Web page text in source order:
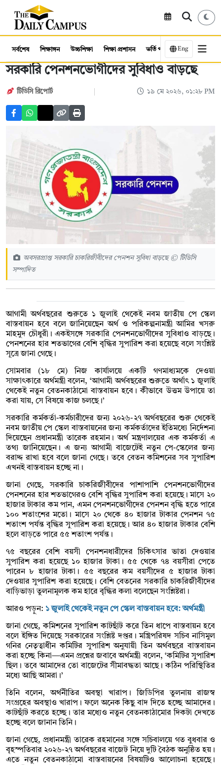
সর্বশেষ শিক্ষাঙ্গন উচ্চশিক্ষা শিক্ষা প্রশাসন ভর্তি পরীক্ষা কর্মসংস্থান
Eng
সরকারি পেনশনভোগীদের সুবিধাও বাড়ছে
টিডিসি রিপোর্ট ১৯ মে ২০২৬, ০১:২৮ PM
অবসরপ্রাপ্ত সরকারি চাকরিজীবীদের পেনশন সুবিধা বাড়ছে © টিডিসি
সম্পাদিত
আগামী অর্থবছরের শুরুতে ১ জুলাই থেকেই নবম জাতীয় পে স্কেল
বাস্তবায়ন হবে বলে জানিয়েছেন অর্থ ও পরিকল্পনামন্ত্রী আমির খসরু
মাহমুদ চৌধুরী। একইসঙ্গে সরকারি পেনশনভোগীদের সুবিধাও বাড়ছে।
পেনশনের হার শতভাগের বেশি বৃদ্ধির সুপারিশ করা হয়েছে বলে সংশ্লিষ্ট
সূত্রে জানা গেছে।
সোমবার (১৮ মে) নিজ কার্যালয়ে একটি গণমাধ্যমকে দেওয়া
সাক্ষাৎকারে অর্থমন্ত্রী বলেন, ‘আগামী অর্থবছরের শুরুতে অর্থাৎ ১ জুলাই
থেকেই নতুন বেতনকাঠামো বাস্তবায়ন হবে। কীভাবে উত্তম উপায়ে তা
করা যায়, সে বিষয়ে কাজ চলছে।’
সরকারি কর্মকর্তা-কর্মচারীদের জন্য ২০২৬-২৭ অর্থবছরের শুরু থেকেই
নবম জাতীয় পে স্কেল বাস্তবায়নের জন্য কর্মকর্তাদের ইতিমধ্যে নির্দেশনা
দিয়েছেন প্রধানমন্ত্রী তারেক রহমান। অর্থ মন্ত্রণালয়ের এক কর্মকর্তা এ
তথ্য জানিয়েছেন। এ জন্য আগামী বাজেটেই নতুন পে-স্কেলের জন্য
বরাদ্দ রাখা হবে বলে জানা গেছে। তবে বেতন কমিশনের সব সুপারিশ
এখনই বাস্তবায়ন হচ্ছে না।
জানা গেছে, সরকারি চাকরিজীবীদের পাশাপাশি পেনশনভোগীদের
পেনশনের হার শতভাগেরও বেশি বৃদ্ধির সুপারিশ করা হয়েছে। মাসে ২০
হাজার টাকার কম পান, এমন পেনশনভোগীদের পেনশন বৃদ্ধি হতে পারে
১০০ শতাংশের মতো। মাসে ২০ থেকে ৪০ হাজার টাকার পেনশন ৭৫
শতাংশ পর্যন্ত বৃদ্ধির সুপারিশ করা হয়েছে। আর ৪০ হাজার টাকার বেশি
হলে বাড়তে পারে ৫৫ শতাংশ পর্যন্ত।
৭৫ বছরের বেশি বয়সী পেনশনধারীদের চিকিৎসার ভাতা দেওয়ার
সুপারিশ করা হয়েছে ১০ হাজার টাকা। ৫৫ থেকে ৭৪ বয়সীরা পেতে
পারেন ৮ হাজার টাকা। ৫৫ বছরের কম বয়সীদের ৫ হাজার টাকা
দেওয়ার সুপারিশ করা হয়েছে। বেশি বেতনের সরকারি চাকরিজীবীদের
বাড়িভাড়া তুলনামূলক কম হারে বৃদ্ধির কলা বলেছেন সংশ্লিষ্টরা।
আরও পড়ুন: ১ জুলাই থেকেই নতুন পে স্কেল বাস্তবায়ন হবে: অর্থমন্ত্রী
জানা গেছে, কমিশনের সুপারিশ কাটছাঁট করে তিন ধাপে বাস্তবায়ন হবে
বলে ইঙ্গিত দিয়েছে সরকারের সংশ্লিষ্ট দপ্তর। মন্ত্রিপরিষদ সচিব নাসিমুল
গনির নেতৃত্বাধীন কমিটির সুপারিশ অনুযায়ী তিন অর্থবছরে বাস্তবায়ন
করা হচ্ছে কিনা—এমন প্রশ্নের জবাবে অর্থমন্ত্রী বলেন, ‘কমিটির সুপারিশ
ছিল। তবে আমাদের তো বাজেটের সীমাবদ্ধতা আছে। কঠিন পরিস্থিতির
মধ্যে আছি আমরা।’
তিনি বলেন, অর্থনীতির অবস্থা খারাপ। জিডিপির তুলনায় রাজস্ব
সংগ্রহের অবস্থাও খারাপ। ফলে অনেক কিছু বাদ দিতে হচ্ছে আমাদের।
কাটছাঁট করতে হচ্ছে। তার মধ্যেও নতুন বেতনকাঠামোর দিকটা দেখতে
হচ্ছে বলে জানান তিনি।
জানা গেছে, প্রধানমন্ত্রী তারেক রহমানের সঙ্গে সচিবালয়ে গত বুধবার ও
বৃহস্পতিবার ২০২৬-২৭ অর্থবছরের বাজেট নিয়ে দুটি বৈঠক অনুষ্ঠিত হয়।
এতে নতুন বেতনকাঠামো বাস্তবায়নের বিষয়টিও আলোচনা হয়েছে।